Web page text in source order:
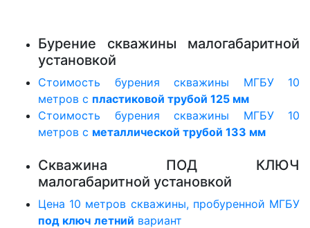
Бурение скважины малогабаритной
установкой
Стоимость бурения скважины МГБУ 10
метров с пластиковой трубой 125 мм
Стоимость бурения скважины МГБУ 10
метров с металлической трубой 133 мм
Скважина ПОД КЛЮЧ
малогабаритной установкой
Цена 10 метров скважины, пробуренной МГБУ
под ключ летний вариант